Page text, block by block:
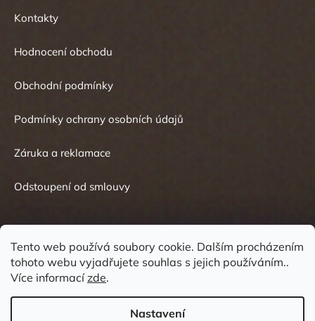
Tento web používá soubory cookie. Dalším procházením
tohoto webu vyjadřujete souhlas s jejich používáním..
Více informacízde.
Nastavení
Kontakty
Hodnocení obchodu
Obchodní podmínky
Podmínky ochrany osobních údajů
Záruka a reklamace
Odstoupení od smlouvy
Kontakt